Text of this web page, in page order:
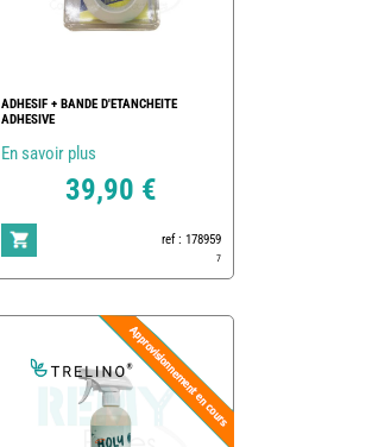
ADHESIF + BANDE D'ETANCHEITE
ADHESIVE
En savoir plus
39,90 €
ref : 178959
7